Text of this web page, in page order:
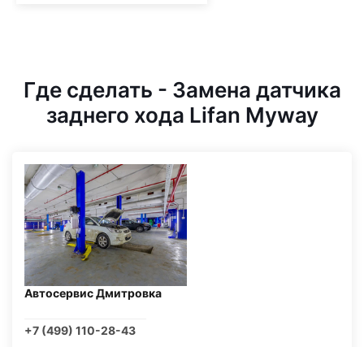
Где сделать - Замена датчика
заднего хода Lifan Myway
Автосервис Дмитровка
+7 (499) 110-28-43